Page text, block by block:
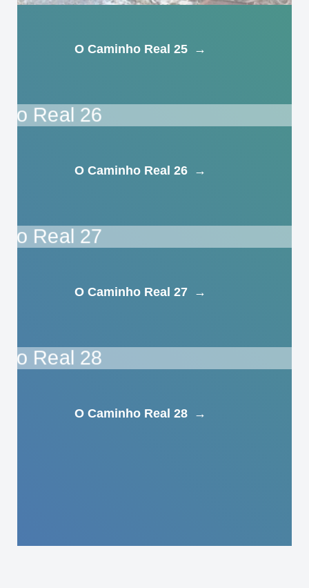
O Caminho Real 25 →
O Caminho Real 26 →
O Caminho Real 27 →
O Caminho Real 28 →